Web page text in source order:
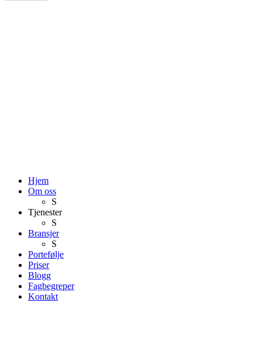
Hjem
Om oss
S
Tjenester
S
Bransjer
S
Portefølje
Priser
Blogg
Fagbegreper
Kontakt